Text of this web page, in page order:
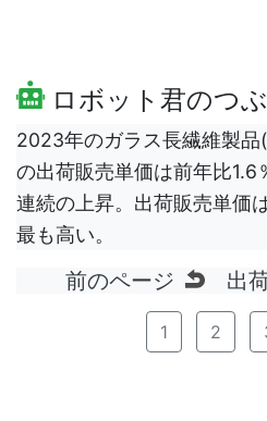
ロボット君のつ
2023年のガラス長繊維製
の出荷販売単価は前年比
連続の上昇。出荷販売単価
最も高い。
前のページ 出
1 2